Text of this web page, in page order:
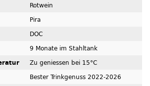
Rotwein
Pira
DOC
9 Monate im Stahltank
Zu geniessen bei 15°C
Bester Trinkgenuss 2022-2026